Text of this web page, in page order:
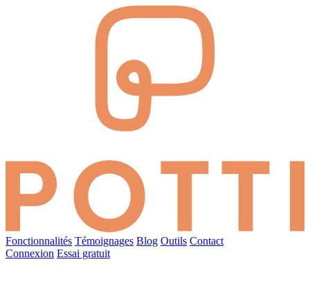
Fonctionnalités Témoignages Blog Outils Contact
Connexion Essai gratuit